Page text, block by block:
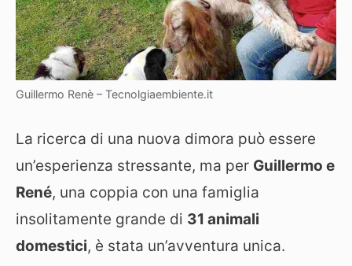
Guillermo Renè – Tecnolgiaembiente.it
La ricerca di una nuova dimora può essere
un’esperienza stressante, ma per Guillermo e
René, una coppia con una famiglia
insolitamente grande di 31 animali
domestici, è stata un’avventura unica.